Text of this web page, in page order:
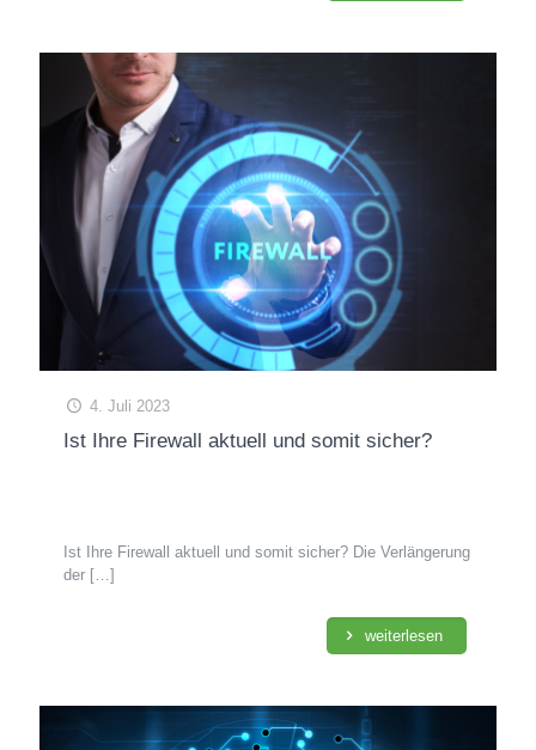
4. Juli 2023
Ist Ihre Firewall aktuell und somit sicher?
Ist Ihre Firewall aktuell und somit sicher? Die Verlängerung
der […]
weiterlesen